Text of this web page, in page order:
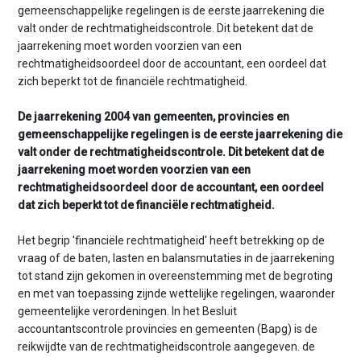
m
p
t
a
n
c
o
e
gemeenschappelijke regelingen is de eerste jaarrekening die
valt onder de rechtmatigheidscontrole. Dit betekent dat de
jaarrekening moet worden voorzien van een
rechtmatigheidsoordeel door de accountant, een oordeel dat
zich beperkt tot de financiële rechtmatigheid.
De jaarrekening 2004 van gemeenten, provincies en
gemeenschappelijke regelingen is de eerste jaarrekening die
valt onder de rechtmatigheidscontrole. Dit betekent dat de
jaarrekening moet worden voorzien van een
rechtmatigheidsoordeel door de accountant, een oordeel
dat zich beperkt tot de financiële rechtmatigheid.
Het begrip 'financiële rechtmatigheid' heeft betrekking op de
vraag of de baten, lasten en balansmutaties in de jaarrekening
tot stand zijn gekomen in overeenstemming met de begroting
en met van toepassing zijnde wettelijke regelingen, waaronder
gemeentelijke verordeningen. In het Besluit
accountantscontrole provincies en gemeenten (Bapg) is de
reikwijdte van de rechtmatigheidscontrole aangegeven. de